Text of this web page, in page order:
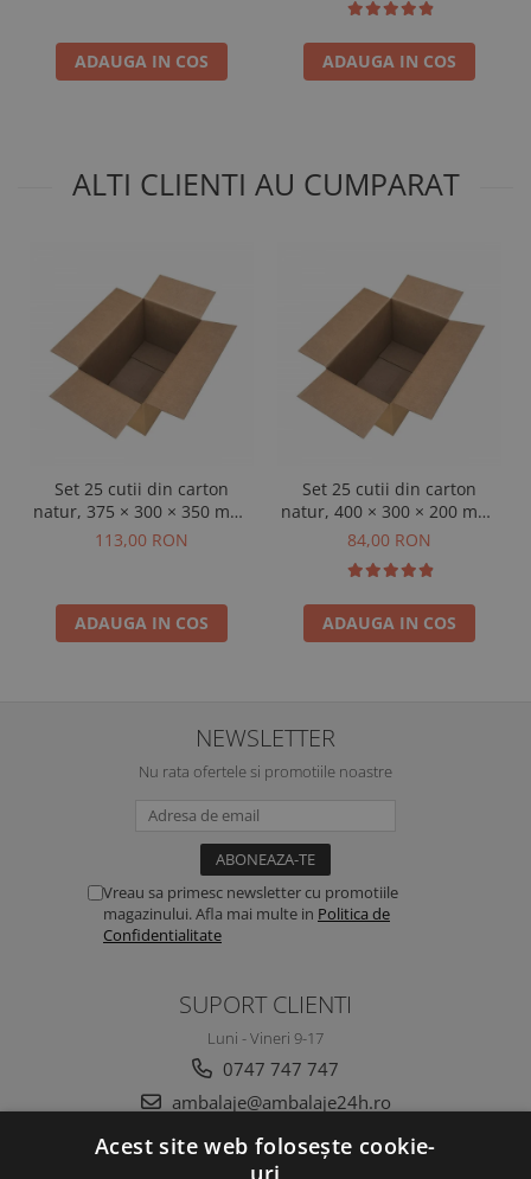
ADAUGA IN COS ADAUGA IN COS
ALTI CLIENTI AU CUMPARAT
Set 25 cutii din carton
natur, 375 × 300 × 350 mm,
3 straturi
113,00 RON
ADAUGA IN COS
Set 25 cutii din carton
natur, 400 × 300 × 200 mm,
3 straturi
84,00 RON
ADAUGA IN COS
NEWSLETTER
Nu rata ofertele si promotiile noastre
Vreau sa primesc newsletter cu promotiile
magazinului. Afla mai multe in Politica de
Confidentialitate
SUPORT CLIENTI
Luni - Vineri 9-17
0747 747 747
ambalaje@ambalaje24h.ro
Acest site web folosește cookie-
uri